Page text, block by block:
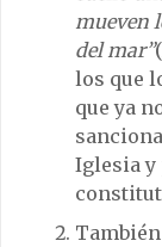
mueven
del mar”
los que
que ya
Iglesia y